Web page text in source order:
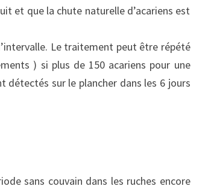
et que la chute naturelle d’acariens est
Le traitement peut être répété
) si plus de 150 acariens pour une
détectés sur le plancher dans les 6 jours
sans couvain dans les ruches encore